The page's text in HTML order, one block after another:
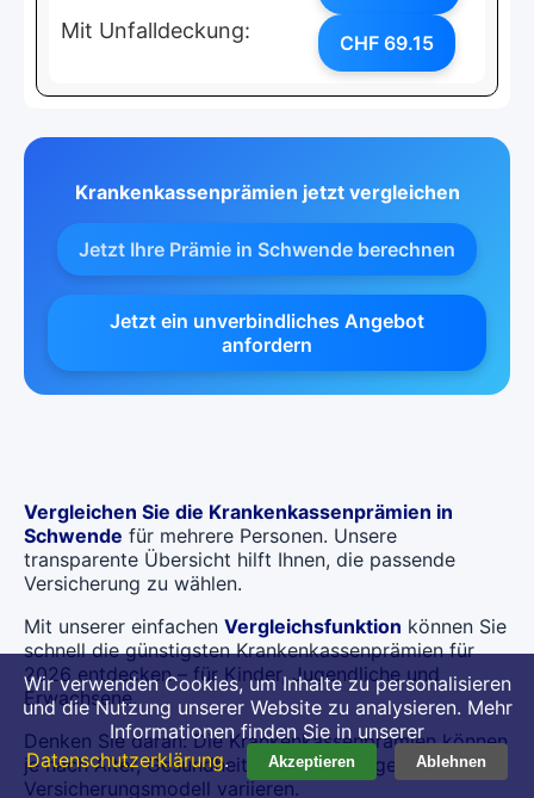
Mit Unfalldeckung: CHF 69.15
Krankenkassenprämien jetzt vergleichen
Jetzt Ihre Prämie in Schwende berechnen
Jetzt ein unverbindliches Angebot
anfordern
Vergleichen Sie die Krankenkassenprämien in
Schwende für mehrere Personen. Unsere
transparente Übersicht hilft Ihnen, die passende
Versicherung zu wählen.
Mit unserer einfachen Vergleichsfunktion können Sie
schnell die günstigsten Krankenkassenprämien für
2026 entdecken – für Kinder, Jugendliche und
Erwachsene.
Denken Sie daran: Die Krankenkassenprämien können
je nach Alter, Gesundheitszustand und gewähltem
Versicherungsmodell variieren.
Wir verwenden Cookies, um Inhalte zu personalisieren
und die Nutzung unserer Website zu analysieren. Mehr
Informationen finden Sie in unserer
Datenschutzerklärung. Akzeptieren Ablehnen